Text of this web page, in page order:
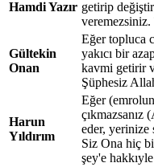
Hamdi Yazır getirip
veremezsiniz.
Gültekin
Onan
Eğer topluca
yakıcı bir
kavmi getirir
Şüphesiz
Harun
Yıldırım
Eğer
çıkmazsanız
eder, yerinize
Siz Ona hiç
şey'e